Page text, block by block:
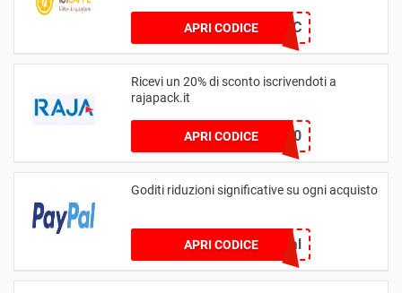
APRI CODICEFEF7576C
Ricevi un 20% di sconto iscrivendoti a
rajapack.it
APRI CODICE
WELCOME20
Goditi riduzioni significative su ogni acquisto
APRI CODICEPaypal